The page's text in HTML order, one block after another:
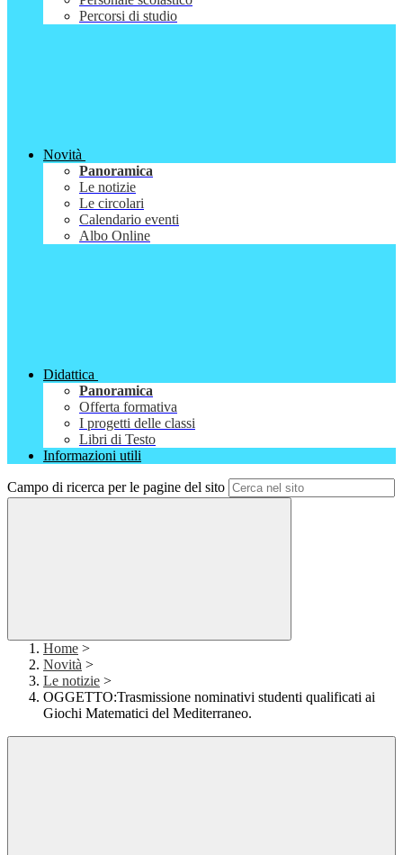
Percorsi di studio
Novità
Panoramica
Le notizie
Le circolari
Calendario eventi
Albo Online
Didattica
Panoramica
Offerta formativa
I progetti delle classi
Libri di Testo
Informazioni utili
Campo di ricerca per le pagine del sito
Home >
Novità >
Le notizie >
OGGETTO:Trasmissione nominativi studenti qualificati ai
Giochi Matematici del Mediterraneo.